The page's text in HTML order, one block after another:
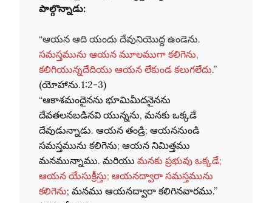
పాల్గొన్నాడు:
“ఆయన ఆది యందు దేవునియొద్ద ఉండెను.
సమస్తమును ఆయన మూలముగా కలిగెను,
కలిగియున్నదేదియు ఆయన లేకుండ కలుగలేదు.”
(యోహాను.1:2-3)
“ఆకాశమందైనను భూమిమీదనైనను
దేవతలనబడినవి యున్నను, మనకు ఒక్కడే
దేవుడున్నాడు. ఆయన తండ్రి; ఆయననుండి
సమస్తమును కలిగెను; ఆయన నిమిత్తము
మనమున్నాము. మరియు మనకు ప్రభువు ఒక్కడే;
ఆయన యేసుక్రీస్తు; ఆయనద్వారా సమస్తమును
కలిగెను; మనము ఆయనద్వారా కలిగినవారము.”